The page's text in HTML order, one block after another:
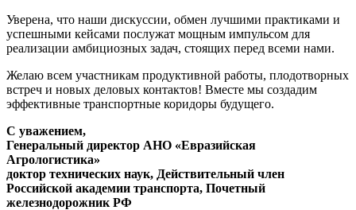
Уверена, что наши дискуссии, обмен лучшими практиками и
успешными кейсами послужат мощным импульсом для
реализации амбициозных задач, стоящих перед всеми нами.
Желаю всем участникам продуктивной работы, плодотворных
встреч и новых деловых контактов! Вместе мы создадим
эффективные транспортные коридоры будущего.
С уважением,
Генеральный директор АНО «Евразийская
Агрологистика»
доктор технических наук, Действительный член
Российской академии транспорта, Почетный
железнодорожник РФ